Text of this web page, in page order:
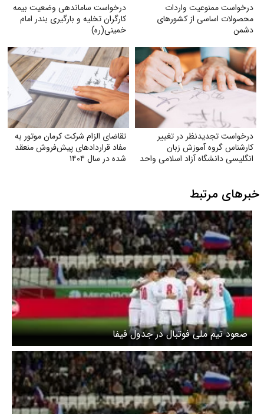
درخواست ممنوعیت واردات
محصولات اساسی از کشورهای
دشمن
درخواست ساماندهی وضعیت بیمه
کارگران تخلیه و بارگیری بندر امام
خمینی‌(ره)
درخواست تجدیدنظر در تغییر
کارشناس گروه آموزش زبان
انگلیسی دانشگاه آزاد اسلامی واحد
تقاضای الزام شرکت کرمان موتور به
مفاد قراردادهای پیش‌فروش منعقد
شده در سال ۱۴۰۴
خبرهای مرتبط
صعود تیم ملی فوتبال در جدول فیفا